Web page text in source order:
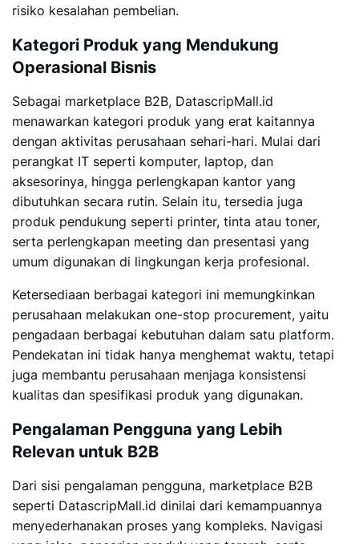
risiko kesalahan pembelian.
Kategori Produk yang Mendukung
Operasional Bisnis
Sebagai marketplace B2B, DatascripMall.id
menawarkan kategori produk yang erat kaitannya
dengan aktivitas perusahaan sehari-hari. Mulai dari
perangkat IT seperti komputer, laptop, dan
aksesorinya, hingga perlengkapan kantor yang
dibutuhkan secara rutin. Selain itu, tersedia juga
produk pendukung seperti printer, tinta atau toner,
serta perlengkapan meeting dan presentasi yang
umum digunakan di lingkungan kerja profesional.
Ketersediaan berbagai kategori ini memungkinkan
perusahaan melakukan one-stop procurement, yaitu
pengadaan berbagai kebutuhan dalam satu platform.
Pendekatan ini tidak hanya menghemat waktu, tetapi
juga membantu perusahaan menjaga konsistensi
kualitas dan spesifikasi produk yang digunakan.
Pengalaman Pengguna yang Lebih
Relevan untuk B2B
Dari sisi pengalaman pengguna, marketplace B2B
seperti DatascripMall.id dinilai dari kemampuannya
menyederhanakan proses yang kompleks. Navigasi